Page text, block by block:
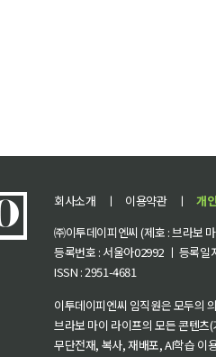
회사소개 ㅣ 이용약관 ㅣ 개
㈜이투데이피엔씨 (제호 : 브라보
등록번호 : 서울아02992 ㅣ 등록일
ISSN : 2951-4681
이투데이피엔씨 임직원은 모두의
브라보 마이 라이프의 모든 콘텐츠
무단전재, 복사, 재배포, AI학습 이